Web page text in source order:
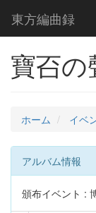
東方編曲録
寶䂖の
ホーム イベ
アルバム情報
頒布イベント :